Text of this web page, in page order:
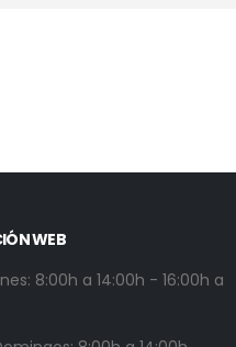
WEB
8:00h a 14:00h - 16:00h a